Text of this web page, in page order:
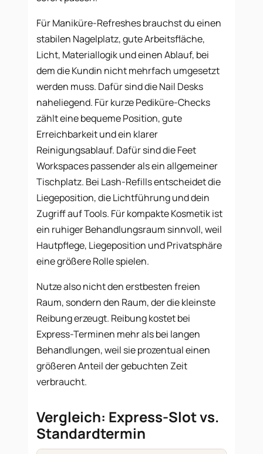
Für Maniküre-Refreshes brauchst du einen
stabilen Nagelplatz, gute Arbeitsfläche,
Licht, Materiallogik und einen Ablauf, bei
dem die Kundin nicht mehrfach umgesetzt
werden muss. Dafür sind die Nail Desks
naheliegend. Für kurze Pediküre-Checks
zählt eine bequeme Position, gute
Erreichbarkeit und ein klarer
Reinigungsablauf. Dafür sind die Feet
Workspaces passender als ein allgemeiner
Tischplatz. Bei Lash-Refills entscheidet die
Liegeposition, die Lichtführung und dein
Zugriff auf Tools. Für kompakte Kosmetik ist
ein ruhiger Behandlungsraum sinnvoll, weil
Hautpflege, Liegeposition und Privatsphäre
eine größere Rolle spielen.
Nutze also nicht den erstbesten freien
Raum, sondern den Raum, der die kleinste
Reibung erzeugt. Reibung kostet bei
Express-Terminen mehr als bei langen
Behandlungen, weil sie prozentual einen
größeren Anteil der gebuchten Zeit
verbraucht.
Vergleich: Express-Slot vs.
Standardtermin